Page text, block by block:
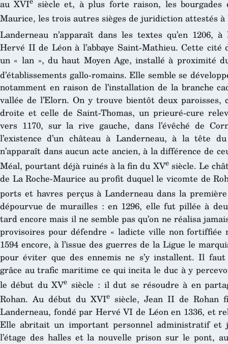
au XVI
siècle et, à plus forte raison, les bourgades
Maurice, les trois autres sièges de juridiction attestés
Landerneau n’apparaît dans les textes qu’en 1206,
Hervé II de Léon à l’abbaye Saint-Mathieu. Cette
un « lan », du haut Moyen Age, installé à proximité
d’établissements gallo-romains. Elle semble se
notamment en raison de l’installation de la branche
vallée de l’Elorn. On y trouve bientôt deux
droite et celle de Saint-Thomas, un prieuré-cure
vers 1170, sur la rive gauche, dans l’évêché de
l’existence d’un château à Landerneau, à la
n’apparaît dans aucun acte ancien, à la différence de
Méal, pourtant déjà ruinés à la fin du XVesiècle. Le
de La Roche-Maurice au profit duquel le vicomte de
ports et havres perçus à Landerneau dans la
dépourvue de murailles : en 1296, elle fut pillée à
tard encore mais il ne semble pas qu’on ne réalisa
provisoires pour défendre « ladicte ville non fortiffiée
1594 encore, à l’issue des guerres de la Ligue le
pour éviter que des ennemis ne s’y installent. Il
grâce au trafic maritime ce qui incita le duc à y
le début du XVe siècle : il dut se résoudre à en
Rohan. Au début du XVIe siècle, Jean II de Rohan
Landerneau, fondé par Hervé VI de Léon en 1336, et
Elle abritait un important personnel administratif et
l’étage des halles et la nouvelle prison sur le pont,